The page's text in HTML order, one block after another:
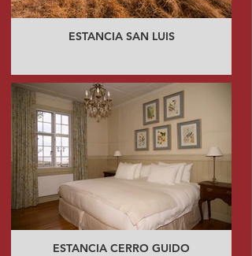
ESTANCIA SAN LUIS
ESTANCIA CERRO GUIDO